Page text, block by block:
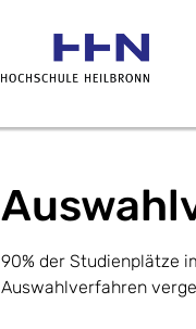
90% der Studienplätze
Auswahlverfahren